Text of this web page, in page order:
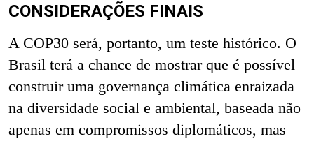
CONSIDERAÇÕES FINAIS
A COP30 será, portanto, um teste histórico. O
Brasil terá a chance de mostrar que é possível
construir uma governança climática enraizada
na diversidade social e ambiental, baseada não
apenas em compromissos diplomáticos, mas